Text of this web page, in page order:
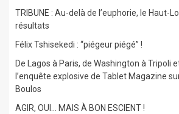
TRIBUNE : Au-delà de l’euphorie, le Haut-
résultats
Félix Tshisekedi : “piégeur piégé” !
De Lagos à Paris, de Washington à Tripoli
l’enquête explosive de Tablet Magazine
Boulos
AGIR, OUI… MAIS À BON ESCIENT !